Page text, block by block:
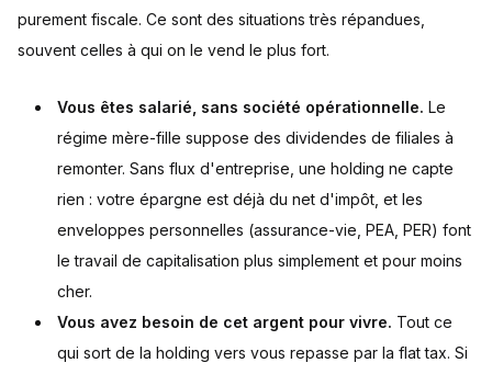
purement fiscale. Ce sont des situations très répandues,
souvent celles à qui on le vend le plus fort.
Vous êtes salarié, sans société opérationnelle. Le
régime mère-fille suppose des dividendes de filiales à
remonter. Sans flux d'entreprise, une holding ne capte
rien : votre épargne est déjà du net d'impôt, et les
enveloppes personnelles (assurance-vie, PEA, PER) font
le travail de capitalisation plus simplement et pour moins
cher.
Vous avez besoin de cet argent pour vivre. Tout ce
qui sort de la holding vers vous repasse par la flat tax. Si